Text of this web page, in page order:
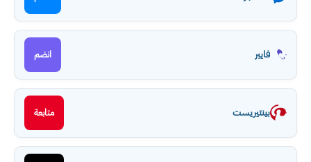
فايبر انضم
بينتيريست متابعة